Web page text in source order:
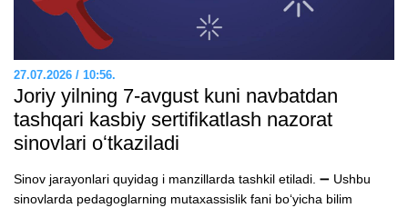
27.07.2026 / 10:56.
Joriy yilning 7-avgust kuni navbatdan
tashqari kasbiy sertifikatlash nazorat
sinovlari oʻtkaziladi
Sinov jarayonlari quyidag i manzillarda tashkil etiladi. ➖ Ushbu
sinovlarda pedagoglarning mutaxassislik fani boʻyicha bilim